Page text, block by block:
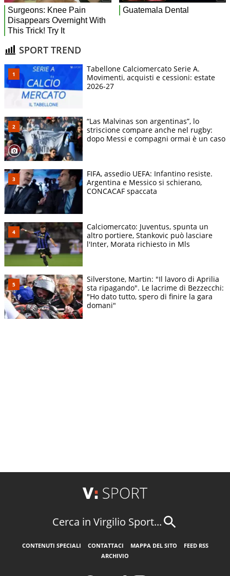
SPORT TREND
Tabellone Calciomercato Serie A.
Movimenti, acquisti e cessioni: estate
2026-27
“Las Malvinas son argentinas”, lo
striscione compare anche nel rugby:
dopo Messi e compagni ormai è un caso
FIFA, assedio UEFA: Infantino resiste.
Argentina e Messico si schierano,
CONCACAF spaccata
Calciomercato: Juventus, spunta un
altro portiere, Stankovic può lasciare
l'Inter, Morata richiesto in Mls
Silverstone, Martin: "Il lavoro di Aprilia
sta ripagando". Le lacrime di Bezzecchi:
"Ho dato tutto, spero di finire la gara
domani"
Cerca in Virgilio Sport...
CONTENUTI SPECIALI CONTATTACI MAPPA DEL SITO
FEED RSS
ARCHIVIO